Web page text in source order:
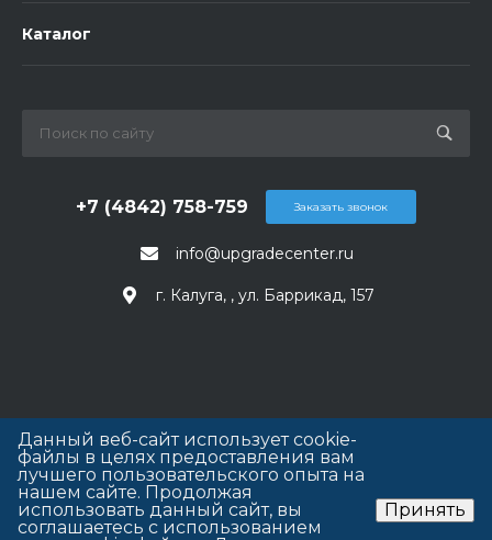
Каталог
info@upgradecenter.ru
+7 (4842) 758-759
г. Калуга, , ул. Баррикад, 157
Заказать звонок
Данный веб-сайт использует cookie-
файлы в целях предоставления вам
лучшего пользовательского опыта на
нашем сайте. Продолжая
использовать данный сайт, вы
соглашаетесь с использованием
Принять